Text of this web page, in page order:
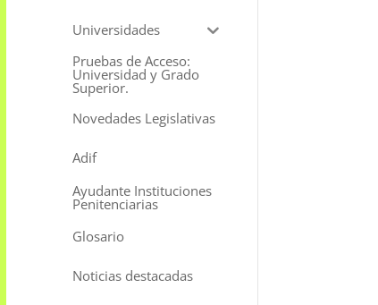
Universidades
Pruebas de Acceso:
Universidad y Grado
Superior.
Novedades Legislativas
Adif
Ayudante Instituciones
Penitenciarias
Glosario
Noticias destacadas